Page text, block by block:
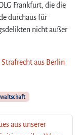
Frankfurt, die die
durchaus für
nicht außer
aus Berlin
aus unserer